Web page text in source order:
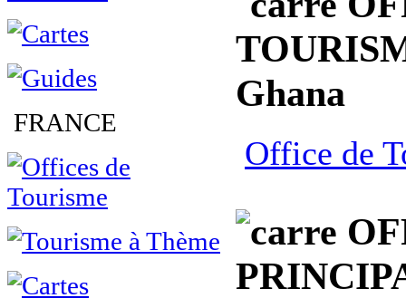
FRANCE
Ghana
Office de